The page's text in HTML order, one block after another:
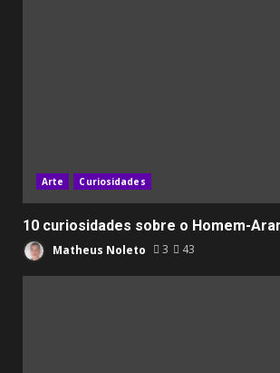
Arte Curiosidades
10 curiosidades sobre o Homem-
Matheus Noleto 3 43